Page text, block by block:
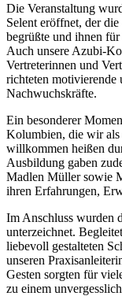
Die Veranstaltung
Selent eröffnet, der
begrüßte und ihnen
Auch unsere Azubi-
Vertreterinnen und
richteten motivierende
Nachwuchskräfte.
Ein besonderer
Kolumbien, die wir als
willkommen heißen
Ausbildung gaben
Madlen Müller sowie
ihren Erfahrungen,
Im Anschluss wurden
unterzeichnet.
liebevoll gestalteten
unseren
Gesten sorgten für
zu einem